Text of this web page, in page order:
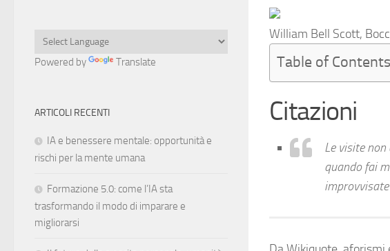
William Bell Scott,
Table of Contents
Citazioni
Le visite
quando fai
Powered by Translate
ARTICOLI RECENTI
IA e benessere mentale: opportunità e
rischi per la mente umana
Formazione 5.0: come l’IA sta
trasformando il modo di imparare e
migliorarsi